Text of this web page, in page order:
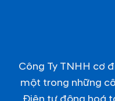
Công Ty TNHH cơ
một trong những